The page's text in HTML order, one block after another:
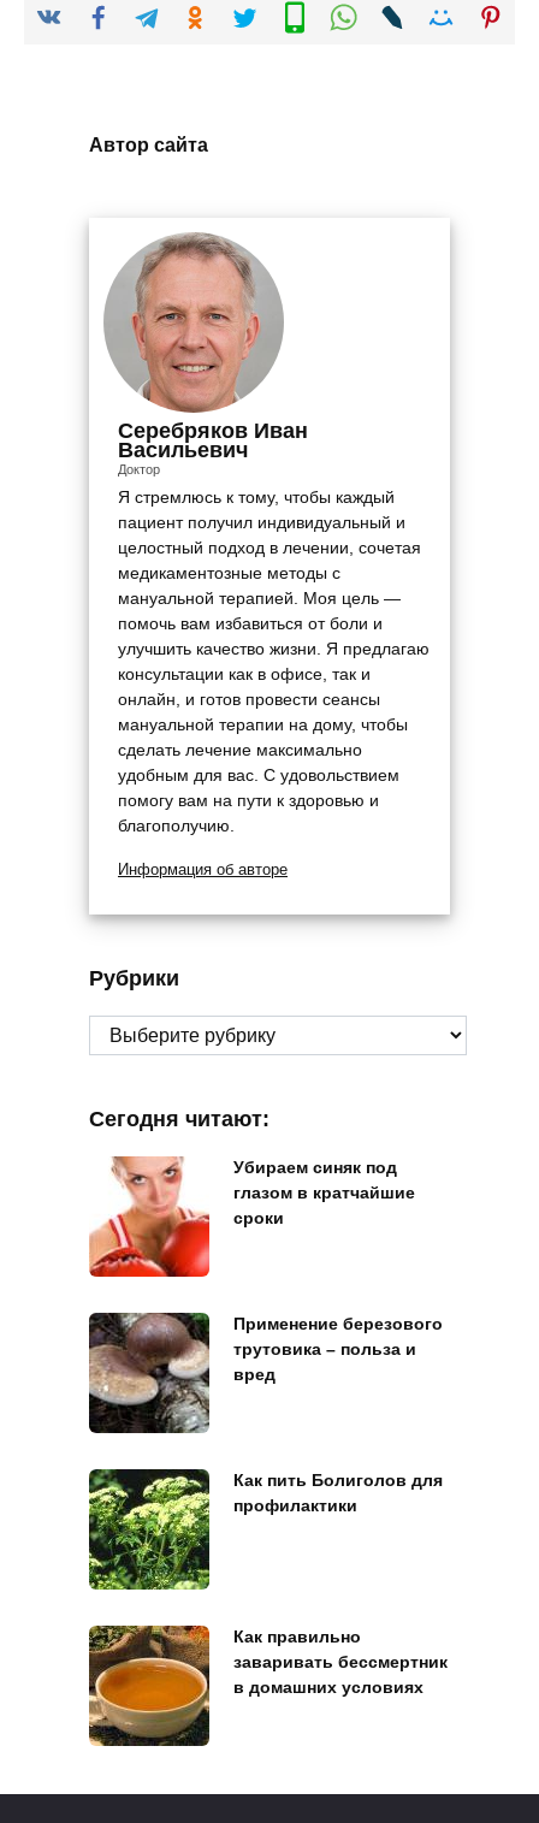
Автор сайта
Серебряков Иван
Васильевич
Доктор
Я стремлюсь к тому, чтобы каждый
пациент получил индивидуальный и
целостный подход в лечении, сочетая
медикаментозные методы с
мануальной терапией. Моя цель —
помочь вам избавиться от боли и
улучшить качество жизни. Я предлагаю
консультации как в офисе, так и
онлайн, и готов провести сеансы
мануальной терапии на дому, чтобы
сделать лечение максимально
удобным для вас. С удовольствием
помогу вам на пути к здоровью и
благополучию.
Информация об авторе
Рубрики
Рубрики
Сегодня читают:
Убираем синяк под
глазом в кратчайшие
сроки
Применение березового
трутовика – польза и
вред
Как пить Болиголов для
профилактики
Как правильно
заваривать бессмертник
в домашних условиях